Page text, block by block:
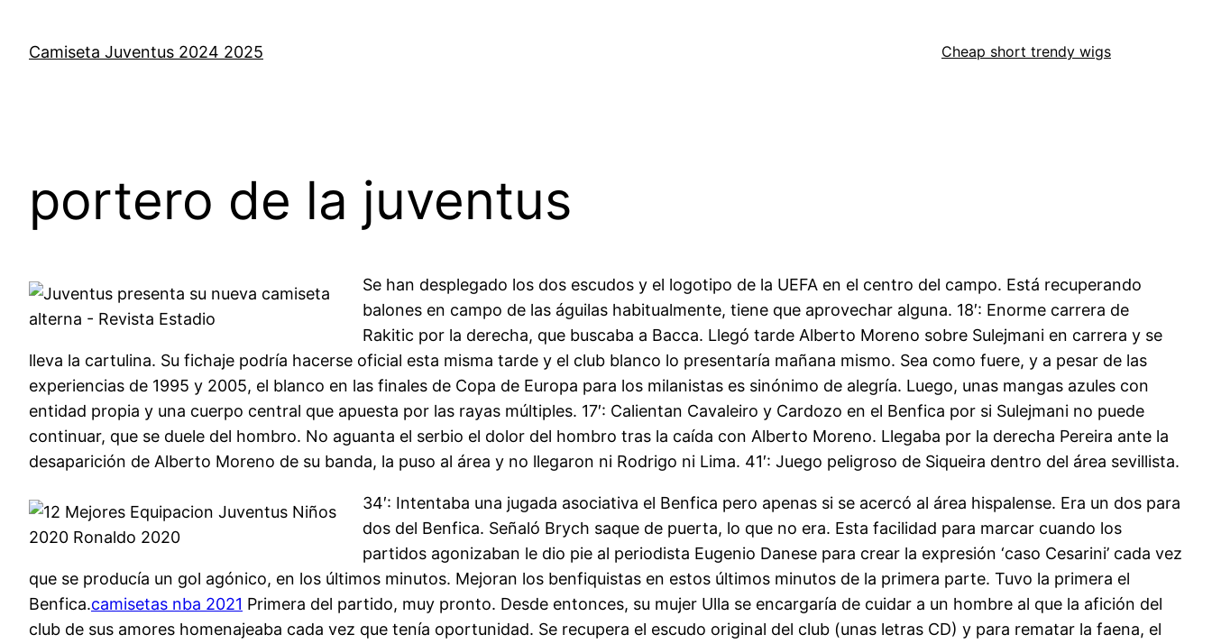
contenido
Camiseta Juventus 2024 2025 Cheap short trendy wigs
portero de la juventus
Se han desplegado los dos escudos y el logotipo de la UEFA en el centro del campo. Está recuperando
balones en campo de las águilas habitualmente, tiene que aprovechar alguna. 18′: Enorme carrera de
Rakitic por la derecha, que buscaba a Bacca. Llegó tarde Alberto Moreno sobre Sulejmani en carrera y se
lleva la cartulina. Su fichaje podría hacerse oficial esta misma tarde y el club blanco lo presentaría mañana mismo. Sea como fuere, y a pesar de las
experiencias de 1995 y 2005, el blanco en las finales de Copa de Europa para los milanistas es sinónimo de alegría. Luego, unas mangas azules con
entidad propia y una cuerpo central que apuesta por las rayas múltiples. 17′: Calientan Cavaleiro y Cardozo en el Benfica por si Sulejmani no puede
continuar, que se duele del hombro. No aguanta el serbio el dolor del hombro tras la caída con Alberto Moreno. Llegaba por la derecha Pereira ante la
desaparición de Alberto Moreno de su banda, la puso al área y no llegaron ni Rodrigo ni Lima. 41′: Juego peligroso de Siqueira dentro del área sevillista.
34′: Intentaba una jugada asociativa el Benfica pero apenas si se acercó al área hispalense. Era un dos para
dos del Benfica. Señaló Brych saque de puerta, lo que no era. Esta facilidad para marcar cuando los
partidos agonizaban le dio pie al periodista Eugenio Danese para crear la expresión ‘caso Cesarini’ cada vez
que se producía un gol agónico, en los últimos minutos. Mejoran los benfiquistas en estos últimos minutos de la primera parte. Tuvo la primera el
Benfica.camisetas nba 2021 Primera del partido, muy pronto. Desde entonces, su mujer Ulla se encargaría de cuidar a un hombre al que la afición del
club de sus amores homenajeaba cada vez que tenía oportunidad. Se recupera el escudo original del club (unas letras CD) y para rematar la faena, el